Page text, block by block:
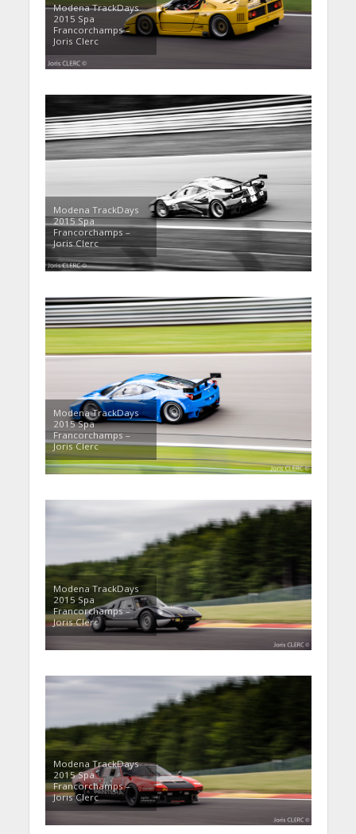
Modena TrackDays
2015 Spa
Francorchamps –
Joris Clerc
Modena TrackDays
2015 Spa
Francorchamps –
Joris Clerc
Modena TrackDays
2015 Spa
Francorchamps –
Joris Clerc
Modena TrackDays
2015 Spa
Francorchamps –
Joris Clerc
Modena TrackDays
2015 Spa
Francorchamps –
Joris Clerc